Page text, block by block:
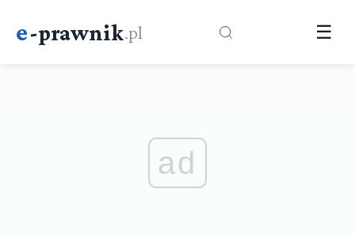
e-prawnik.pl ☰
ad